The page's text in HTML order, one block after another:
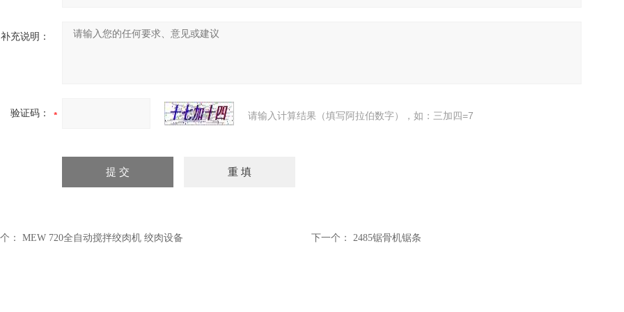
补充说明：
验证码： 请输入计算结果（填写阿拉伯数字），如：三加四=7
： MEW 720全自动搅拌绞肉机 绞肉设备 下一个： 2485锯骨机锯条